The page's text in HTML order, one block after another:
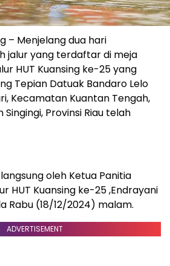
– Menjelang dua hari
jalur yang terdaftar di meja
HUT Kuansing ke-25 yang
Tepian Datuak Bandaro Lelo
Kecamatan Kuantan Tengah,
Provinsi Riau telah
oleh Ketua Panitia
HUT Kuansing ke-25 ,Endrayani
Rabu (18/12/2024) malam.
ADVERTISEMENT